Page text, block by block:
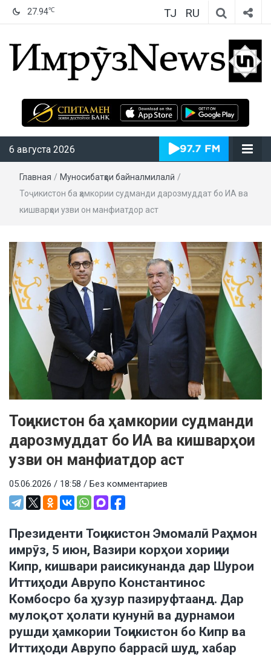
27.94℃ TJ RU
ИмрӯзNews
6 августа 2026
Главная / Муносибатҳои байналмилалӣ /
Тоҷикистон ба ҳамкории судманди дарозмуддат бо ИА ва
кишварҳои узви он манфиатдор аст
Тоҷикистон ба ҳамкории судманди
дарозмуддат бо ИА ва кишварҳои
узви он манфиатдор аст
05.06.2026 / 18:58 / Без комментариев
Президенти Тоҷикистон Эмомалӣ Раҳмон
имрӯз, 5 июн, Вазири корҳои хориҷии
Кипр, кишвари раисикунанда дар Шурои
Иттиҳоди Аврупо Константинос
Комбосро ба ҳузур пазируфтаанд. Дар
мулоқот ҳолати кунунӣ ва дурнамои
рушди ҳамкории Тоҷикистон бо Кипр ва
Иттиҳоди Аврупо баррасӣ шуд, хабар